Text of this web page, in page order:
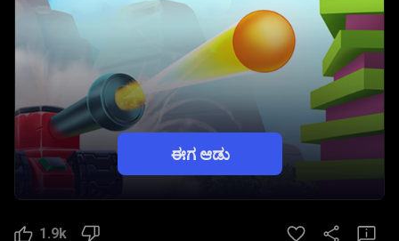
ಈಗ ಆಡು
1.9k